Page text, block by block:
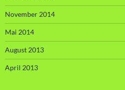
November 2014
Mai 2014
August 2013
April 2013